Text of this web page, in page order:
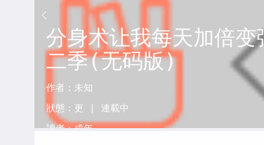
分身术让我每天加倍变
二季(无码版)
作者： 未知
狀態： 更 | 連載中
讀者：成年